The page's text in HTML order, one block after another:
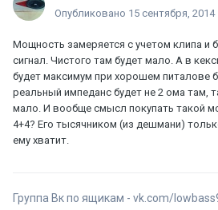
Опубликовано 15 сентября, 2014
Мощность замеряется с учетом клипа и
сигнал. Чистого там будет мало. А в
будет максимум при хорошем питалове
реальный импеданс будет не 2 ома там,
мало. И вообще смысл покупать такой
4+4? Его тысячником (из дешмани)
ему хватит.
Группа Вк по ящикам - vk.com/